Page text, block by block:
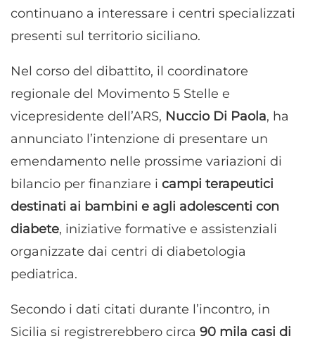
continuano a interessare i centri specializzati
presenti sul territorio siciliano.
Nel corso del dibattito, il coordinatore
regionale del Movimento 5 Stelle e
vicepresidente dell’ARS, Nuccio Di Paola, ha
annunciato l’intenzione di presentare un
emendamento nelle prossime variazioni di
bilancio per finanziare i campi terapeutici
destinati ai bambini e agli adolescenti con
diabete, iniziative formative e assistenziali
organizzate dai centri di diabetologia
pediatrica.
Secondo i dati citati durante l’incontro, in
Sicilia si registrerebbero circa 90 mila casi di